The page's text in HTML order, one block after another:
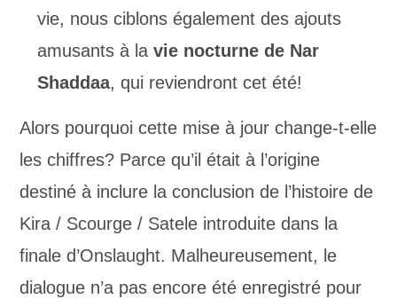
vie, nous ciblons également des ajouts
amusants à lavie nocturne de Nar
Shaddaa, qui reviendront cet été!
Alors pourquoi cette mise à jour change-t-elle
les chiffres? Parce qu’il était à l’origine
destiné à inclure la conclusion de l’histoire de
Kira / Scourge / Satele introduite dans la
finale d’Onslaught. Malheureusement, le
dialogue n’a pas encore été enregistré pour